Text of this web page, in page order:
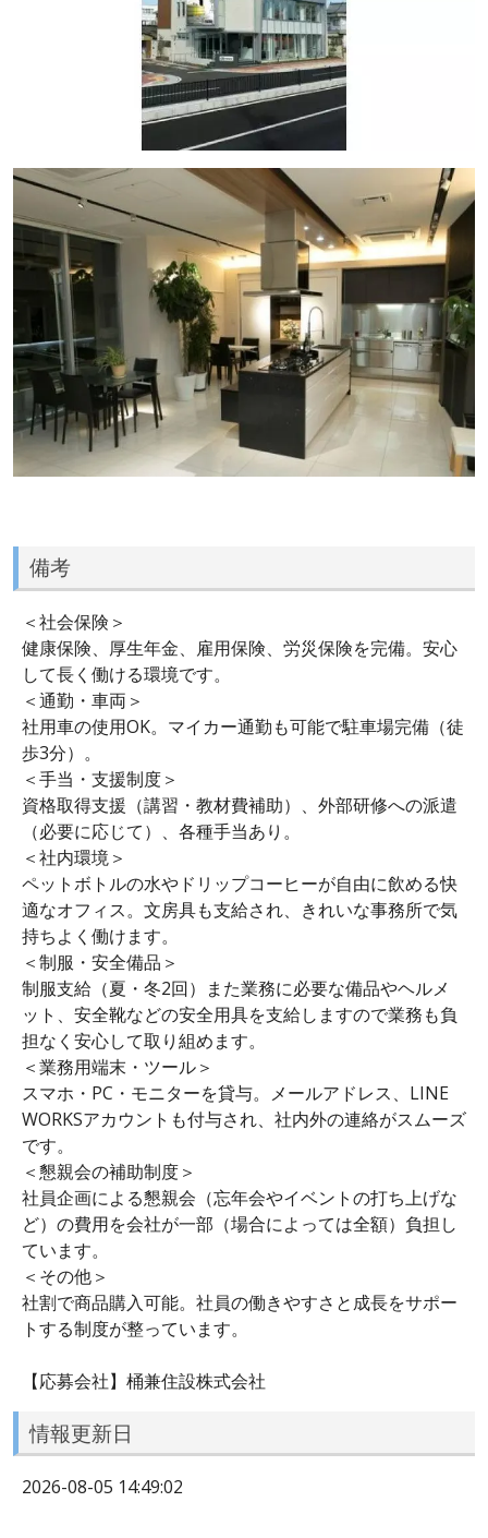
備考
＜社会保険＞
健康保険、厚生年金、雇用保険、労災保険を完備。安心
して長く働ける環境です。
＜通勤・車両＞
社用車の使用OK。マイカー通勤も可能で駐車場完備（徒
歩3分）。
＜手当・支援制度＞
資格取得支援（講習・教材費補助）、外部研修への派遣
（必要に応じて）、各種手当あり。
＜社内環境＞
ペットボトルの水やドリップコーヒーが自由に飲める快
適なオフィス。文房具も支給され、きれいな事務所で気
持ちよく働けます。
＜制服・安全備品＞
制服支給（夏・冬2回）また業務に必要な備品やヘルメ
ット、安全靴などの安全用具を支給しますので業務も負
担なく安心して取り組めます。
＜業務用端末・ツール＞
スマホ・PC・モニターを貸与。メールアドレス、LINE
WORKSアカウントも付与され、社内外の連絡がスムーズ
です。
＜懇親会の補助制度＞
社員企画による懇親会（忘年会やイベントの打ち上げな
ど）の費用を会社が一部（場合によっては全額）負担し
ています。
＜その他＞
社割で商品購入可能。社員の働きやすさと成長をサポー
トする制度が整っています。
【応募会社】桶兼住設株式会社
情報更新日
2026-08-05 14:49:02